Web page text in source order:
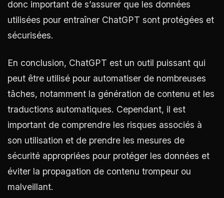
donc important de s’assurer que les données
utilisées pour entraîner ChatGPT sont protégées et
sécurisées.
En conclusion, ChatGPT est un outil puissant qui
peut être utilisé pour automatiser de nombreuses
tâches, notamment la génération de contenu et les
traductions automatiques. Cependant, il est
important de comprendre les risques associés à
son utilisation et de prendre les mesures de
sécurité appropriées pour protéger les données et
éviter la propagation de contenu trompeur ou
malveillant.